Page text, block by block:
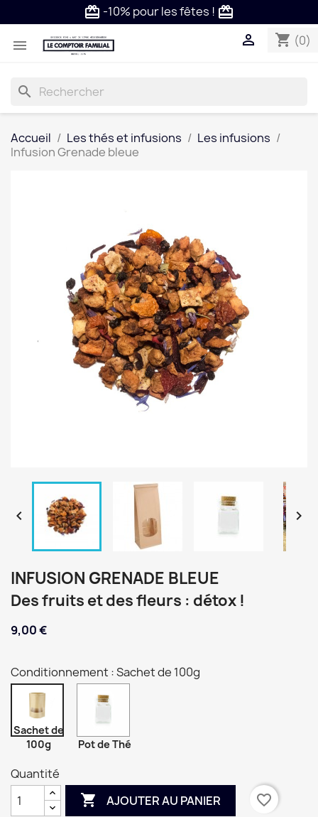
card_giftcard-10% pour les fêtes !card_giftcard

shopping_cart (0)

search
Accueil Les thés et infusions
Les infusions
Infusion Grenade bleue
 
INFUSION GRENADE BLEUE
Des fruits et des fleurs : détox !
9,00 €
Conditionnement : Sachet de 100g
Sachet de
100g
Pot de Thé
Quantité
 AJOUTER AU PANIER favorite_border